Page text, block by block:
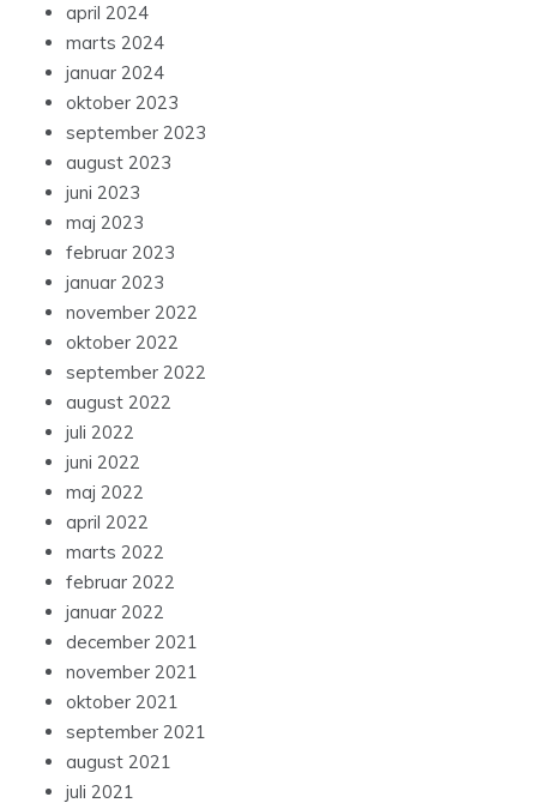
april 2024
marts 2024
januar 2024
oktober 2023
september 2023
august 2023
juni 2023
maj 2023
februar 2023
januar 2023
november 2022
oktober 2022
september 2022
august 2022
juli 2022
juni 2022
maj 2022
april 2022
marts 2022
februar 2022
januar 2022
december 2021
november 2021
oktober 2021
september 2021
august 2021
juli 2021